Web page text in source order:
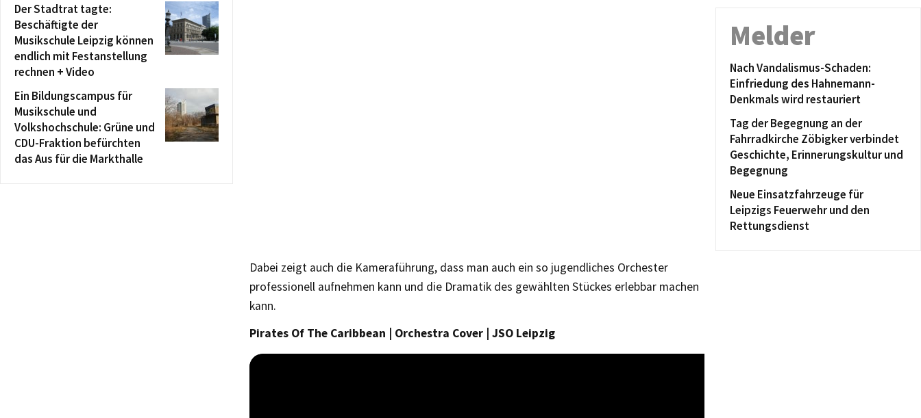
Dabei zeigt auch die Kameraführung, dass man auch ein so jugendliches Orchester
professionell aufnehmen kann und die Dramatik des gewählten Stückes erlebbar machen
kann.
Pirates Of The Caribbean | Orchestra Cover | JSO Leipzig
Der Stadtrat tagte:
Beschäftigte der
Musikschule Leipzig können
endlich mit Festanstellung
rechnen + Video
Ein Bildungscampus für
Musikschule und
Volkshochschule: Grüne und
CDU-Fraktion befürchten
das Aus für die Markthalle
Melder
Nach Vandalismus-Schaden:
Einfriedung des Hahnemann-
Denkmals wird restauriert
Tag der Begegnung an der
Fahrradkirche Zöbigker verbindet
Geschichte, Erinnerungskultur und
Begegnung
Neue Einsatzfahrzeuge für
Leipzigs Feuerwehr und den
Rettungsdienst